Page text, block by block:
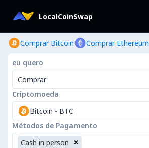
LocalCoinSwap
Comprar Bitcoin Comprar Ethereum
eu quero
Comprar
Criptomoeda
Bitcoin - BTC
Métodos de Pagamento
Cash in person